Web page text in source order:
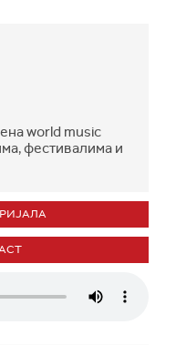
world music
фестивалима и